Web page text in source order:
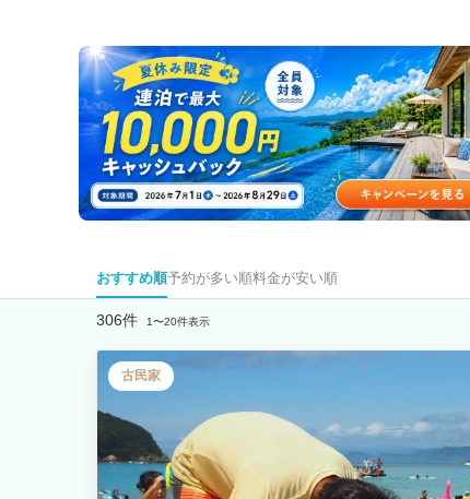
おすすめ順予約が多い順料金が安い順
306件 1〜20件表示
古民家